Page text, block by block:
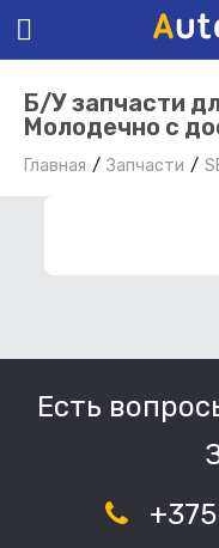
Б/У запчасти
Молодечно с
Главная Запчасти
Есть